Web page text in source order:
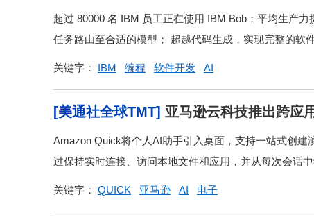
向生产就绪软件
超过 80000 名 IBM 员工正在使用 IBM Bob；平均生产
任务路由至合适的模型； 超越代码生成，实现完整的软
关键字： IBM 编程 软件开发 AI
[美通社全球TMT] 亚马逊云科技推出跨应
Amazon Quick将个人AI助手引入桌面，支持一站式创
过保持实时连接、访问本地文件和应用，并从每次会话
关键字： QUICK 亚马逊 AI 电子